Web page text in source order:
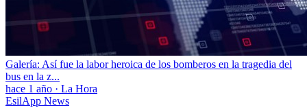
Galería: Así fue la labor heroica de los bomberos en la tragedia del
bus en la z...
hace 1 año · La Hora
EsilApp News